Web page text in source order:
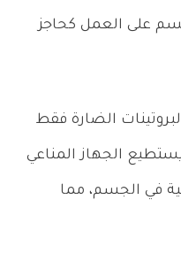
على العمل كحاجز
الضارة فقط
الجهاز المناعي
في الجسم، مما